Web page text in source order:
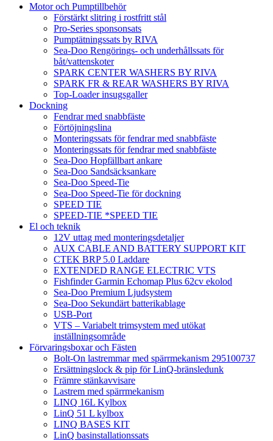
Motor och Pumptillbehör
Förstärkt slitring i rostfritt stål
Pro-Series sponsonsats
Pumptätningssats by RIVA
Sea-Doo Rengörings- och underhållssats för
båt/vattenskoter
SPARK CENTER WASHERS BY RIVA
SPARK FR & REAR WASHERS BY RIVA
Top-Loader insugsgaller
Dockning
Fendrar med snabbfäste
Förtöjningslina
Monteringssats för fendrar med snabbfäste
Monteringssats för fendrar med snabbfäste
Sea-Doo Hopfällbart ankare
Sea-Doo Sandsäcksankare
Sea-Doo Speed-Tie
Sea-Doo Speed-Tie för dockning
SPEED TIE
SPEED-TIE *SPEED TIE
El och teknik
12V uttag med monteringsdetaljer
AUX CABLE AND BATTERY SUPPORT KIT
CTEK BRP 5.0 Laddare
EXTENDED RANGE ELECTRIC VTS
Fishfinder Garmin Echomap Plus 62cv ekolod
Sea-Doo Premium Ljudsystem
Sea-Doo Sekundärt batterikablage
USB-Port
VTS – Variabelt trimsystem med utökat
inställningsområde
Förvaringsboxar och Fästen
Bolt-On lastremmar med spärrmekanism 295100737
Ersättningslock & pip för LinQ-bränsledunk
Främre stänkavvisare
Lastrem med spärrmekanism
LINQ 16L Kylbox
LinQ 51 L kylbox
LINQ BASES KIT
LinQ basinstallationssats